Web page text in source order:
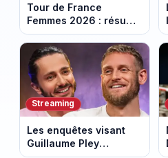
Tour de France
Femmes 2026 : résumé
vidéo de la 7e étape
avec l'ascension du
Mont Ventoux
Streaming
Les enquêtes visant
Guillaume Pley